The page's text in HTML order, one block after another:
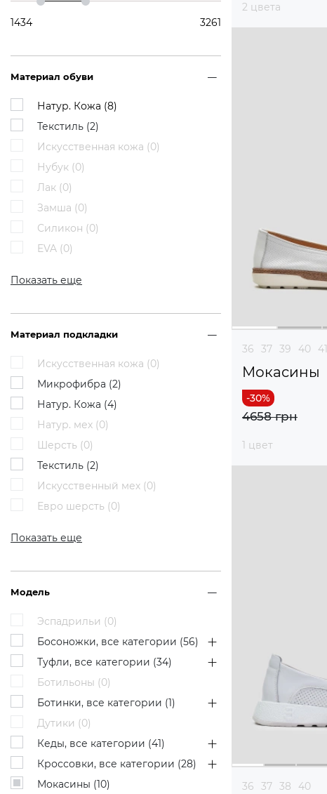
1434 3261
Материал обуви
Натур. Кожа (8)
Текстиль (2)
Искусственная кожа (0)
Нубук (0)
Лак (0)
Замша (0)
Силикон (0)
EVA (0)
Показать еще
Материал подкладки
Искусственная кожа (0)
Микрофибра (2)
Натур. Кожа (4)
Натур. мех (0)
Шерсть (0)
Текстиль (2)
Искусственный мех (0)
Евро шерсть (0)
Показать еще
Модель
Эспадрильи (0)
Босоножки, все категории (56)
Туфли, все категории (34)
Ботильоны (0)
Ботинки, все категории (1)
Дутики (0)
Кеды, все категории (41)
Кроссовки, все категории (28)
Мокасины (10)
2 цвета
36 37 39 40 41
Мокасины
4658 грн
1 цвет
36 37 38 40